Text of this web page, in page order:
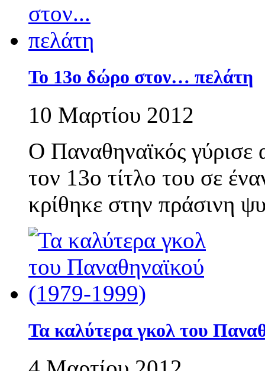
Το 13ο δώρο στον… πελάτη
10 Μαρτίου 2012
Ο Παναθηναϊκός γύρισε
τον 13ο τίτλο του σε
κρίθηκε στην πράσινη
Τα καλύτερα γκολ του